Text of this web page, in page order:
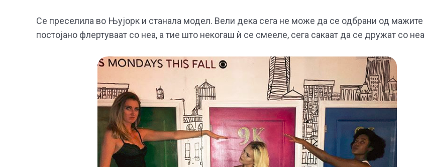
Се преселила во Њујорк и станала модел. Вели дека сега не може да се одбрани од
постојано флертуваат со неа, а тие што некогаш ѝ се смееле, сега сакаат да се дружат со